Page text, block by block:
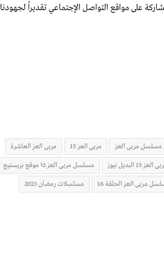
على مواقع التواصل الإجتماعي تقديراً لجهودنا
مربى العز مربى العز 15 مربى العز العاشرة
البديل نيوز مسلسل مربى العز ١٥ موقع بريستيج
مربى العز الحلقة 16 مسلسلات رمضان 2023